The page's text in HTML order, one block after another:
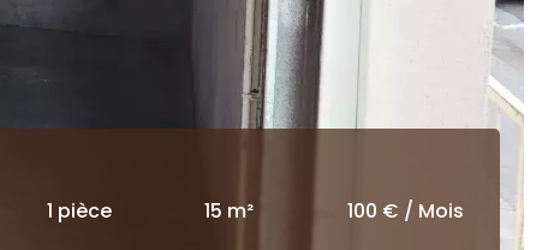
1 pièce 15 m² 100 € / Mois